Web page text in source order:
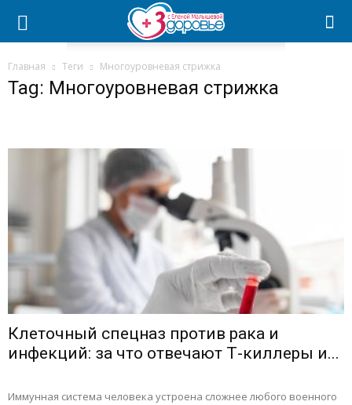
Главная Теги Многоуровневая стрижка
Tag: Многоуровневая стрижка
Клеточный спецназ против рака и
инфекций: за что отвечают Т-киллеры и...
Иммунная система человека устроена сложнее любого военного